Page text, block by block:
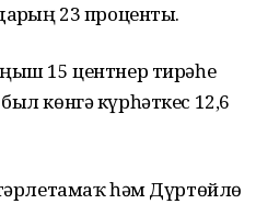
23 проценты.
15 центнер тирәһе
көнгә күрһәткес 12,6
һәм Дүртөйлө